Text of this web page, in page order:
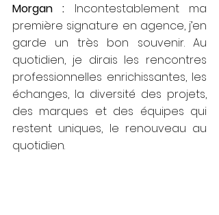
Morgan : Incontestablement ma
première signature en agence, j’en
garde un très bon souvenir. Au
quotidien, je dirais les rencontres
professionnelles enrichissantes, les
échanges, la diversité des projets,
des marques et des équipes qui
restent uniques, le renouveau au
quotidien.